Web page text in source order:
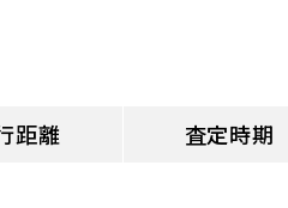
距離 査定時期